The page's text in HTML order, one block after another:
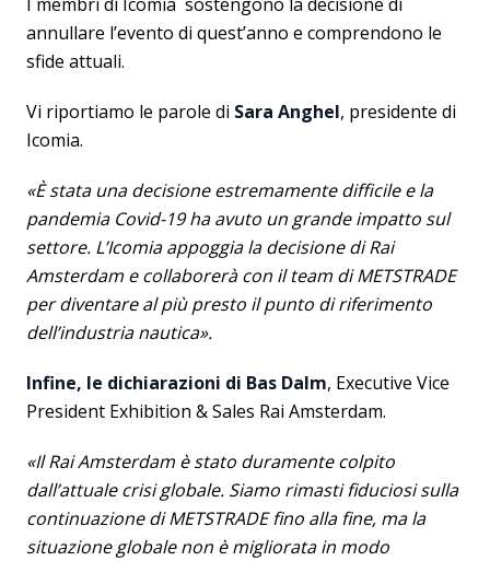
annullare l’evento di quest’anno e comprendono le
sfide attuali.
Vi riportiamo le parole di Sara Anghel, presidente di
Icomia.
«È stata una decisione estremamente difficile e la
pandemia Covid-19 ha avuto un grande impatto sul
settore. L’Icomia appoggia la decisione di Rai
Amsterdam e collaborerà con il team di METSTRADE
per diventare al più presto il punto di riferimento
dell’industria nautica».
Infine, le dichiarazioni di Bas Dalm, Executive Vice
President Exhibition & Sales Rai Amsterdam.
«Il Rai Amsterdam è stato duramente colpito
dall’attuale crisi globale. Siamo rimasti fiduciosi sulla
continuazione di METSTRADE fino alla fine, ma la
situazione globale non è migliorata in modo